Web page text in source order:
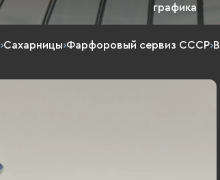
графика
›Сахарницы›Фарфоровый сервиз СССР›